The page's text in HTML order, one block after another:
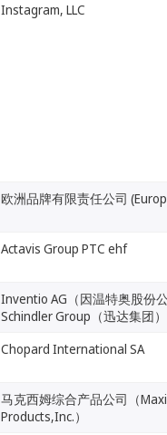
Instagram, LLC
欧洲品牌有限责任公司
Actavis Group PTC ehf
Inventio AG（因温特奥股份公
Schindler Group（迅达集团）
Chopard International SA
马克西姆综合产品公司（
Products,Inc.）